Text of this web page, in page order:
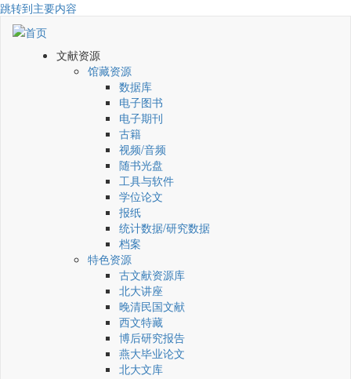
跳转到主要内容
文献资源
馆藏资源
数据库
电子图书
电子期刊
古籍
视频/音频
随书光盘
工具与软件
学位论文
报纸
统计数据/研究数据
档案
特色资源
古文献资源库
北大讲座
晚清民国文献
西文特藏
博后研究报告
燕大毕业论文
北大文库